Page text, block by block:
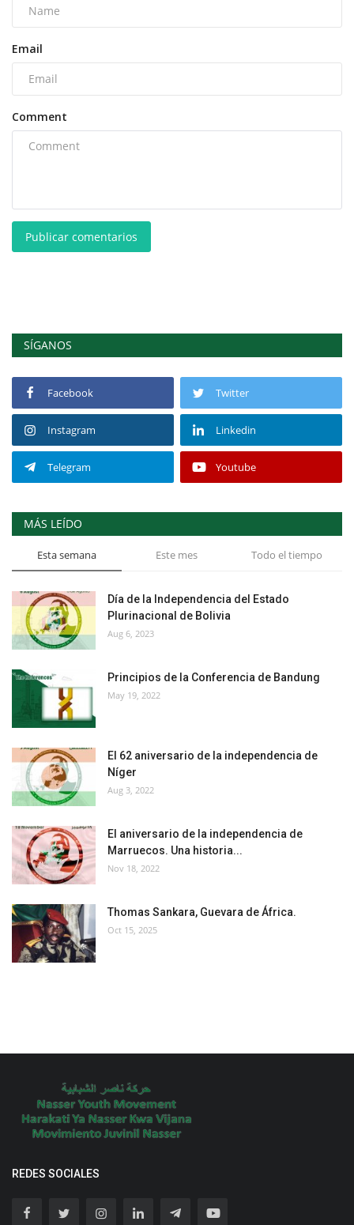
Email
Comment
Publicar comentarios
SÍGANOS
Facebook Twitter
Instagram Linkedin
Telegram Youtube
MÁS LEÍDO
Esta semana Este mes Todo el tiempo
Día de la Independencia del Estado
Plurinacional de Bolivia
Aug 6, 2023
Principios de la Conferencia de Bandung
May 19, 2022
El 62 aniversario de la independencia de
Níger
Aug 3, 2022
El aniversario de la independencia de
Marruecos. Una historia...
Nov 18, 2022
Thomas Sankara, Guevara de África.
Oct 15, 2025
REDES SOCIALES